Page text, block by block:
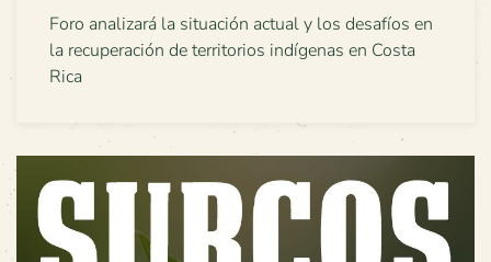
Foro analizará la situación actual y los desafíos en
la recuperación de territorios indígenas en Costa
Rica